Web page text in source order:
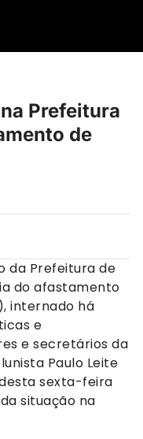
Prefeitura
de
da Prefeitura de
do afastamento
internado há
e
e secretários da
Paulo Leite
sexta-feira
situação na